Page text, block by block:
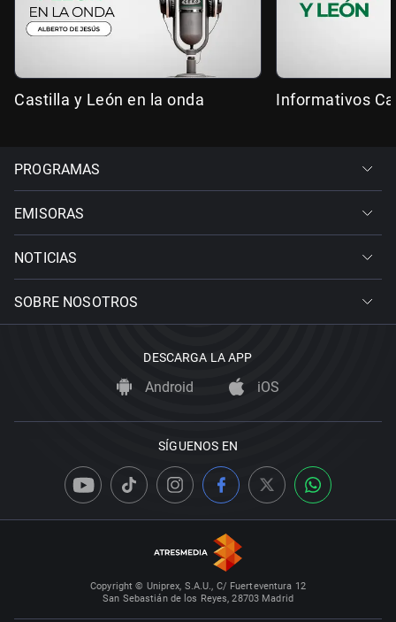
Castilla y León en la onda Informativos
PROGRAMAS
EMISORAS
NOTICIAS
SOBRE NOSOTROS
DESCARGA LA APP
Android iOS
SÍGUENOS EN
Copyright © Uniprex, S.A.U., C/ Fuerteventura 12
San Sebastián de los Reyes, 28703 Madrid